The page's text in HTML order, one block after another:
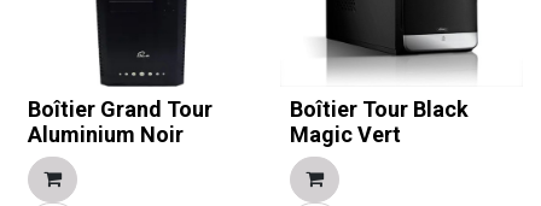
Boîtier Grand Tour
Aluminium Noir
Boîtier Tour Black
Magic Vert